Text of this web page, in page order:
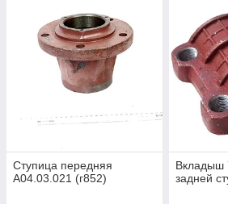
Ступица передняя
А04.03.021 (г852)
Вкладыш
задней